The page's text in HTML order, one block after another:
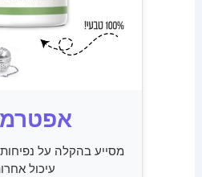
מסייע בהקלה על
עיכול